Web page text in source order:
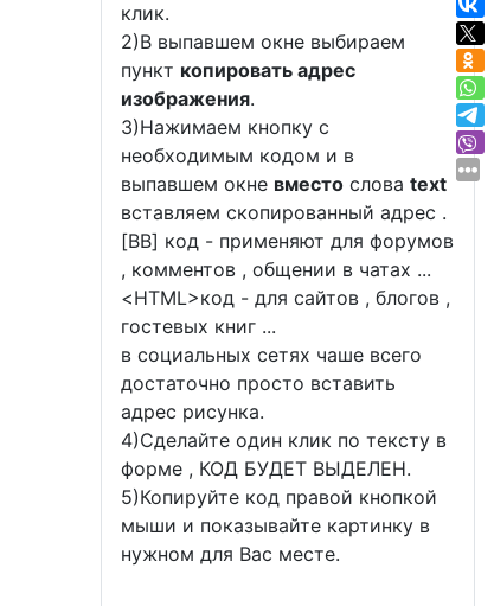
клик.
2)В выпавшем окне выбираем
пункт копировать адрес
изображения.
3)Нажимаем кнопку с
необходимым кодом и в
выпавшем окне вместо слова text
вставляем скопированный адрес .
[BB] код - применяют для форумов
, комментов , общении в чатах ...
<HTML>код - для сайтов , блогов ,
гостевых книг ...
в социальных сетях чаше всего
достаточно просто вставить
адрес рисунка.
4)Сделайте один клик по тексту в
форме , КОД БУДЕТ ВЫДЕЛЕН.
5)Копируйте код правой кнопкой
мыши и показывайте картинку в
нужном для Вас месте.